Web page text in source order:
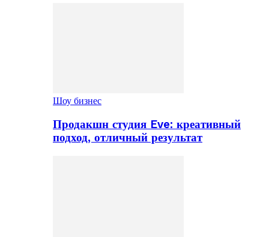
Шоу бизнес
Продакшн студия Eve: креативный
подход, отличный результат